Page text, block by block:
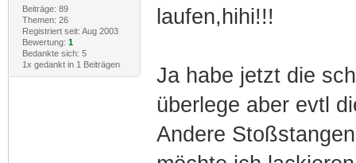
Beiträge: 89
Themen: 26
Registriert seit: Aug 2003
Bewertung: 1
Bedankte sich: 5
1x gedankt in 1 Beiträgen
laufen,hihi!!!
Ja habe jetzt die
überlege aber evtl
Andere